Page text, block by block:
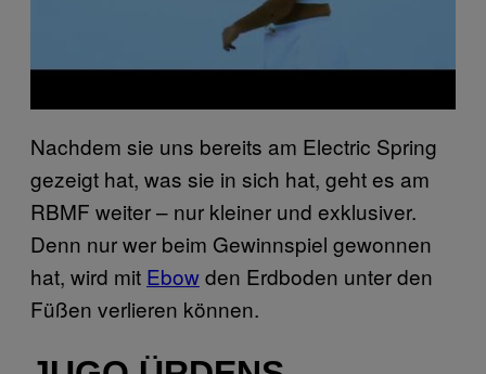
Nachdem sie uns bereits am Electric Spring
gezeigt hat, was sie in sich hat, geht es am
RBMF weiter – nur kleiner und exklusiver.
Denn nur wer beim Gewinnspiel gewonnen
hat, wird mit Ebowden Erdboden unter den
Füßen verlieren können.